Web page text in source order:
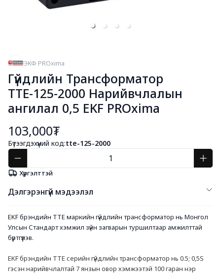
ЭКФ PROxima
Гүйдлийн Трансформатор
ТТЕ-125-2000 Нарийвчлалын
ангилал 0,5 EKF PROxima
103,000₮
Бүтээгдэхүүний код:tte-125-2000
Хүргэлттэй
Дэлгэрэнгүй мэдээлэл
EKF брэндийн ТТЕ маркийн гүйдлийн трансформатор нь Монгол
Улсын Стандарт хэмжил зүйн загварын туршилтаар амжилттай
бүртгүүлэв.
EKF брэндийн ТТЕ серийн гүйдлийн трансформатор нь 0.5; 0,5S
гэсэн нарийвчлалтай 7 янзын овор хэмжээтэй 100 гаран нэр